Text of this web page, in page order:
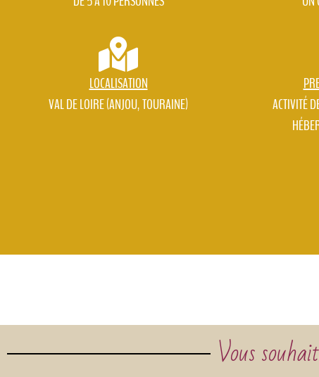
LOCALISATION
VAL DE LOIRE (ANJOU, TOURAINE)
ACTIVITÉ
Vous